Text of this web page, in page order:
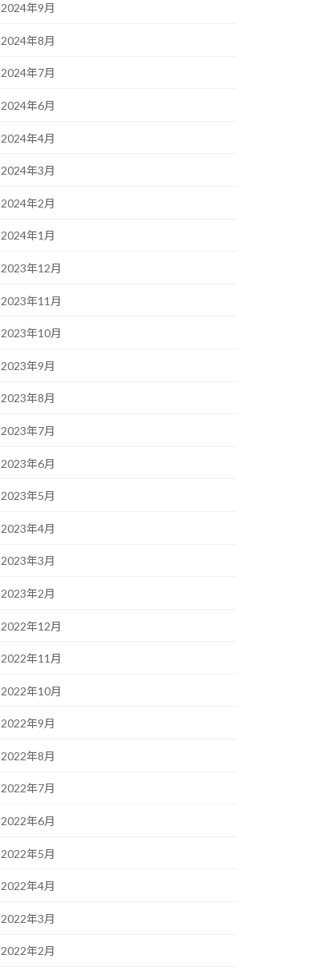
2024年9月
2024年8月
2024年7月
2024年6月
2024年4月
2024年3月
2024年2月
2024年1月
2023年12月
2023年11月
2023年10月
2023年9月
2023年8月
2023年7月
2023年6月
2023年5月
2023年4月
2023年3月
2023年2月
2022年12月
2022年11月
2022年10月
2022年9月
2022年8月
2022年7月
2022年6月
2022年5月
2022年4月
2022年3月
2022年2月